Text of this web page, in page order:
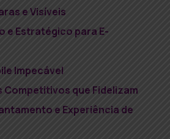
e Visíveis
e Estratégico para E-
Impecável
Competitivos que Fidelizam
e Experiência de